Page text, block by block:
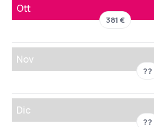
Ott
381 €
Nov
??
Dic
??